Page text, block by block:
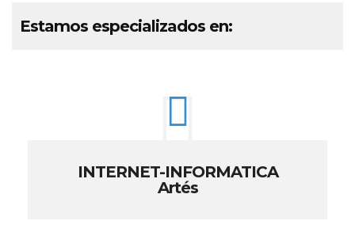
Estamos especializados en:
INTERNET-INFORMATICA
Artés